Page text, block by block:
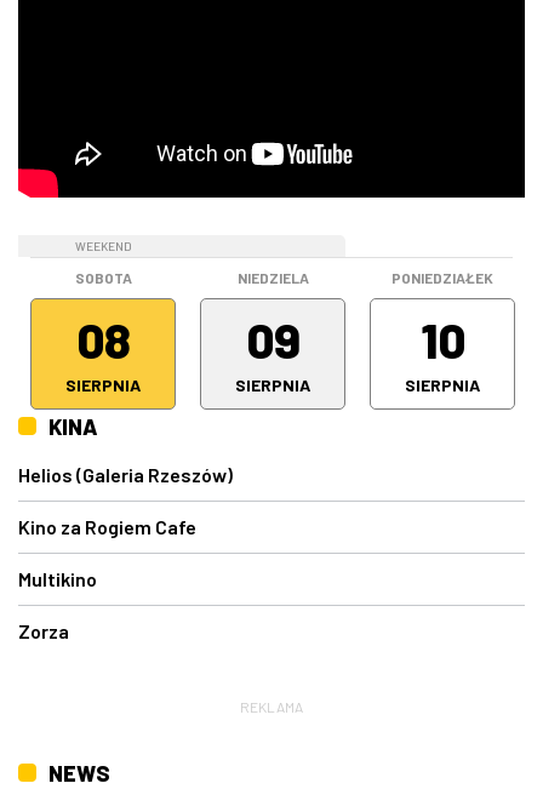
WEEKEND
SOBOTA
08
SIERPNIA
NIEDZIELA
09
SIERPNIA
PONIEDZIAŁEK
10
SIERPNIA
KINA
Helios (Galeria Rzeszów)
Kino za Rogiem Cafe
Multikino
Zorza
REKLAMA
NEWS